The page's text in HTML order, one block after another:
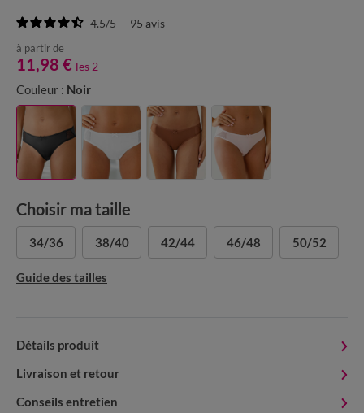
4.5/5 - 95 avis
à partir de
11,98 € les 2
Couleur : Noir
Choisir ma taille
34/36 38/40 42/44 46/48 50/52
Guide des tailles
Détails produit
Livraison et retour
Conseils entretien